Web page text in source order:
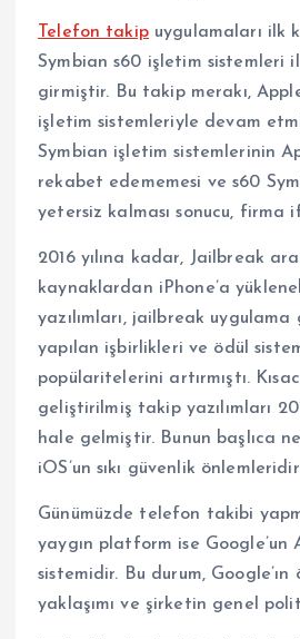
Telefon takipuygulamaları ilk
Symbian s60 işletim sistemleri
girmiştir. Bu takip merakı,
işletim sistemleriyle devam
Symbian işletim sistemlerinin
rekabet edememesi ve s60
yetersiz kalması sonucu, firma
2016 yılına kadar, Jailbreak
kaynaklardan iPhone’a
yazılımları, jailbreak
yapılan işbirlikleri ve ödül
popülaritelerini artırmıştı.
geliştirilmiş takip yazılımları
hale gelmiştir. Bunun başlıca
iOS’un sıkı güvenlik
Günümüzde telefon takibi
yaygın platform ise
sistemidir. Bu durum, Google’ın
yaklaşımı ve şirketin genel